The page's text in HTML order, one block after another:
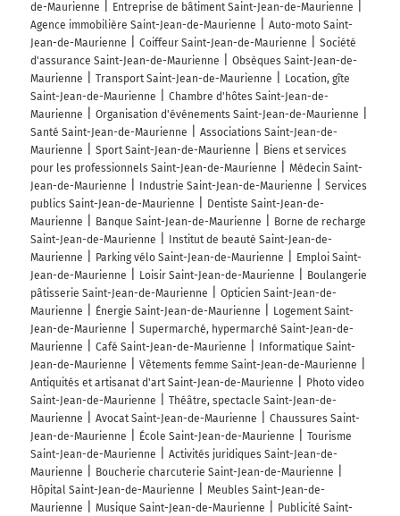
de-Maurienne
Entreprise de bâtiment Saint-Jean-de-Maurienne
Agence immobilière Saint-Jean-de-Maurienne
Auto-moto Saint-
Jean-de-Maurienne
Coiffeur Saint-Jean-de-Maurienne
Société
d'assurance Saint-Jean-de-Maurienne
Obsèques Saint-Jean-de-
Maurienne
Transport Saint-Jean-de-Maurienne
Location, gîte
Saint-Jean-de-Maurienne
Chambre d'hôtes Saint-Jean-de-
Maurienne
Organisation d'événements Saint-Jean-de-Maurienne
Santé Saint-Jean-de-Maurienne
Associations Saint-Jean-de-
Maurienne
Sport Saint-Jean-de-Maurienne
Biens et services
pour les professionnels Saint-Jean-de-Maurienne
Médecin Saint-
Jean-de-Maurienne
Industrie Saint-Jean-de-Maurienne
Services
publics Saint-Jean-de-Maurienne
Dentiste Saint-Jean-de-
Maurienne
Banque Saint-Jean-de-Maurienne
Borne de recharge
Saint-Jean-de-Maurienne
Institut de beauté Saint-Jean-de-
Maurienne
Parking vélo Saint-Jean-de-Maurienne
Emploi Saint-
Jean-de-Maurienne
Loisir Saint-Jean-de-Maurienne
Boulangerie
pâtisserie Saint-Jean-de-Maurienne
Opticien Saint-Jean-de-
Maurienne
Énergie Saint-Jean-de-Maurienne
Logement Saint-
Jean-de-Maurienne
Supermarché, hypermarché Saint-Jean-de-
Maurienne
Café Saint-Jean-de-Maurienne
Informatique Saint-
Jean-de-Maurienne
Vêtements femme Saint-Jean-de-Maurienne
Antiquités et artisanat d'art Saint-Jean-de-Maurienne
Photo video
Saint-Jean-de-Maurienne
Théâtre, spectacle Saint-Jean-de-
Maurienne
Avocat Saint-Jean-de-Maurienne
Chaussures Saint-
Jean-de-Maurienne
École Saint-Jean-de-Maurienne
Tourisme
Saint-Jean-de-Maurienne
Activités juridiques Saint-Jean-de-
Maurienne
Boucherie charcuterie Saint-Jean-de-Maurienne
Hôpital Saint-Jean-de-Maurienne
Meubles Saint-Jean-de-
Maurienne
Musique Saint-Jean-de-Maurienne
Publicité Saint-